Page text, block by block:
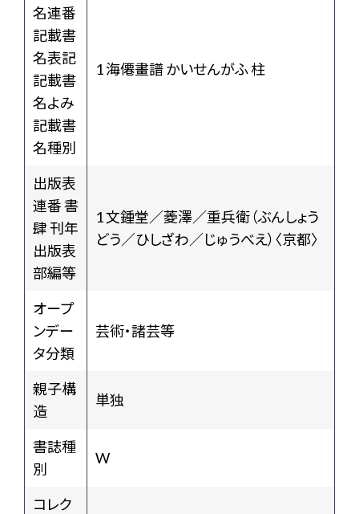
名連番
記載書
名表記
記載書
名よみ
記載書
名種別
1 海僊畫譜 かいせんがふ 柱
出版表
連番 書
肆 刊年
出版表
部編等
1 文鍾堂／菱澤／重兵衛（ぶんしょう
どう／ひしざわ／じゅうべえ）〈京都〉
オープ
ンデー
タ分類
芸術・諸芸等
親子構
造
単独
書誌種
別
W
コレク